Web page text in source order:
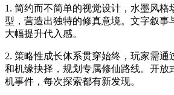
1. 简约而不简单的视觉设计，水墨风格
型，营造出独特的修真意境。文字叙事
大幅提升代入感。
2. 策略性成长体系贯穿始终，玩家需通
和机缘抉择，规划专属修仙路线。开放
机事件，每次探索都有新发现。